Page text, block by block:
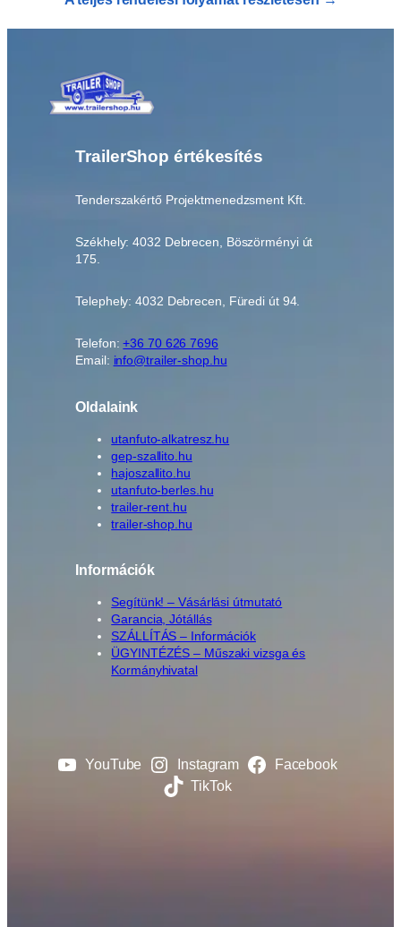
TrailerShop értékesítés
Tenderszakértő Projektmenedzsment Kft.
Székhely: 4032 Debrecen, Böszörményi út
175.
Telephely: 4032 Debrecen, Füredi út 94.
Telefon:+36 70 626 7696
Email: info@trailer-shop.hu
Oldalaink
utanfuto-alkatresz.hu
gep-szallito.hu
hajoszallito.hu
utanfuto-berles.hu
trailer-rent.hu
trailer-shop.hu
Információk
Segítünk! – Vásárlási útmutató
Garancia, Jótállás
SZÁLLÍTÁS – Információk
ÜGYINTÉZÉS – Műszaki vizsga és
Kormányhivatal
YouTube Instagram
Facebook
TikTok